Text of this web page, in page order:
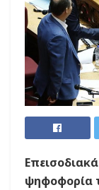
ψηφοφορία